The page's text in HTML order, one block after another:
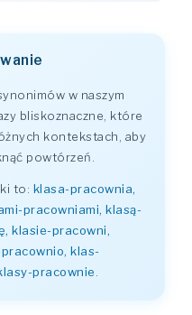
w naszym
bliskoznaczne, które
kontekstach, aby
powtórzeń.
to: klasa-pracownia,
pracowniami, klasą-
klasie-pracowni,
klas-
pracownie.